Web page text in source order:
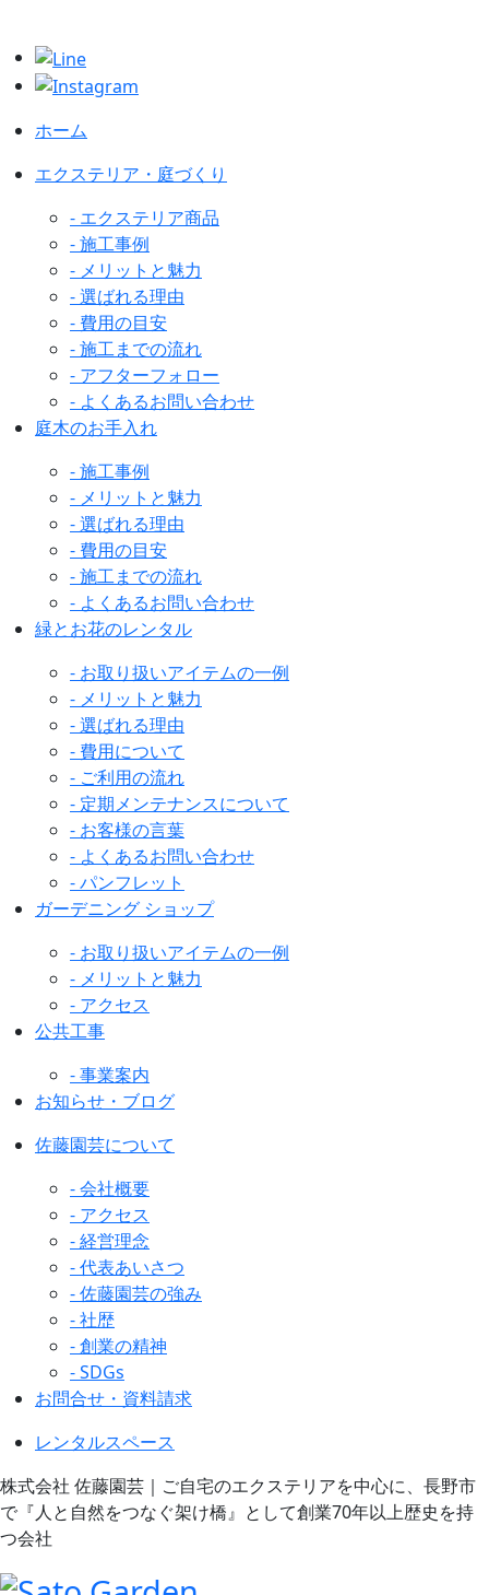
ホーム
エクステリア・庭づくり
- エクステリア商品
- 施工事例
- メリットと魅力
- 選ばれる理由
- 費用の目安
- 施工までの流れ
- アフターフォロー
- よくあるお問い合わせ
庭木のお手入れ
- 施工事例
- メリットと魅力
- 選ばれる理由
- 費用の目安
- 施工までの流れ
- よくあるお問い合わせ
緑とお花のレンタル
- お取り扱いアイテムの一例
- メリットと魅力
- 選ばれる理由
- 費用について
- ご利用の流れ
- 定期メンテナンスについて
- お客様の言葉
- よくあるお問い合わせ
- パンフレット
ガーデニング ショップ
- お取り扱いアイテムの一例
- メリットと魅力
- アクセス
公共工事
- 事業案内
お知らせ・ブログ
佐藤園芸について
- 会社概要
- アクセス
- 経営理念
- 代表あいさつ
- 佐藤園芸の強み
- 社歴
- 創業の精神
- SDGs
お問合せ・資料請求
レンタルスペース
株式会社 佐藤園芸｜ご自宅のエクステリアを中心に、長野市
で『人と自然をつなぐ架け橋』として創業70年以上歴史を持
つ会社